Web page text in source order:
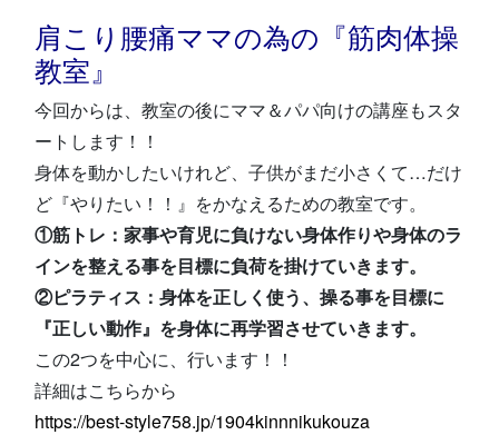
肩こり腰痛ママの為の『筋肉体操
教室』
今回からは、教室の後にママ＆パパ向けの講座もスタ
ートします！！
身体を動かしたいけれど、子供がまだ小さくて…だけ
ど『やりたい！！』をかなえるための教室です。
①筋トレ：家事や育児に負けない身体作りや身体のラ
インを整える事を目標に負荷を掛けていきます。
②ピラティス：身体を正しく使う、操る事を目標に
『正しい動作』を身体に再学習させていきます。
この2つを中心に、行います！！
詳細はこちらから
https://best-style758.jp/1904kinnnikukouza